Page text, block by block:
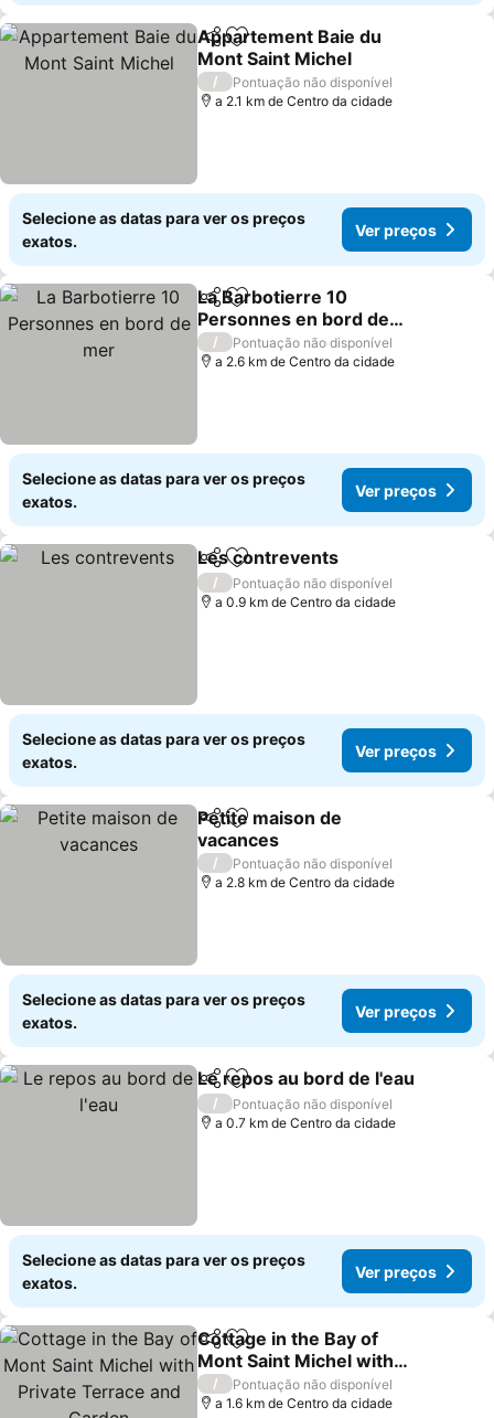
PartilharAdicionar aos favoritos
Appartement Baie du
Mont Saint Michel
/
Pontuação não disponível
a 2.1 km de Centro da cidade
Selecione as datas para ver os preços
exatos.
Ver preços
PartilharAdicionar aos favoritos
La Barbotierre 10
Personnes en bord de
mer
/
Pontuação não disponível
a 2.6 km de Centro da cidade
Selecione as datas para ver os preços
exatos.
Ver preços
PartilharAdicionar aos favoritos
Les contrevents
/
Pontuação não disponível
a 0.9 km de Centro da cidade
Selecione as datas para ver os preços
exatos.
Ver preços
PartilharAdicionar aos favoritos
Petite maison de
vacances
/
Pontuação não disponível
a 2.8 km de Centro da cidade
Selecione as datas para ver os preços
exatos.
Ver preços
PartilharAdicionar aos favoritos
Le repos au bord de l'eau
/
Pontuação não disponível
a 0.7 km de Centro da cidade
Selecione as datas para ver os preços
exatos.
Ver preços
PartilharAdicionar aos favoritos
Cottage in the Bay of
Mont Saint Michel with
Private Terrace and
Garden
/
Pontuação não disponível
a 1.6 km de Centro da cidade